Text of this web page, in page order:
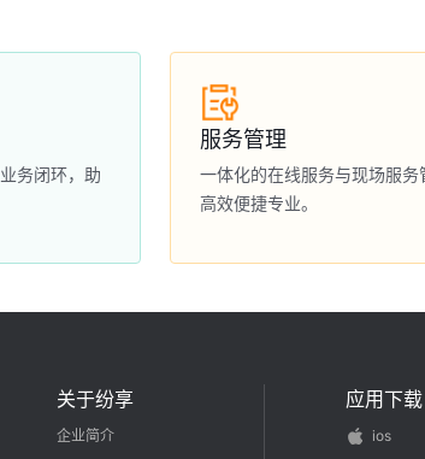
务闭环，助
服务管理
一体化的在线服务与现场服务
高效便捷专业。
关于纷享
企业简介
应用下载
ios